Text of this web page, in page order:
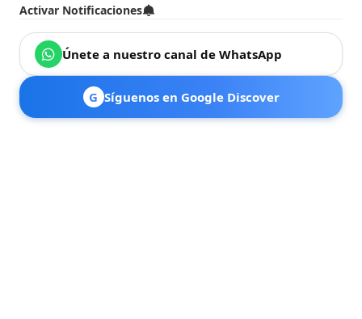
Activar Notificaciones
Únete a nuestro canal de WhatsApp
G Síguenos en Google Discover